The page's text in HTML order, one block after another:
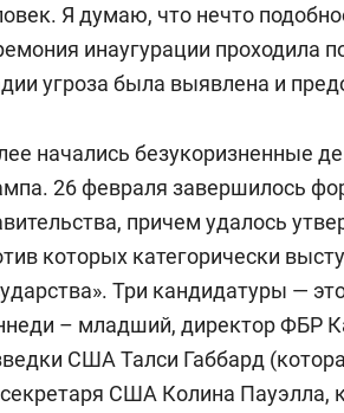
Я думаю, что нечто
инаугурации проходила
угроза была выявлена и
начались безукоризненные
26 февраля завершилось
причем удалось
которых категорически
Три кандидатуры —
– младший, директор ФБР
США Талси Габбард
США Колина Пауэлла,